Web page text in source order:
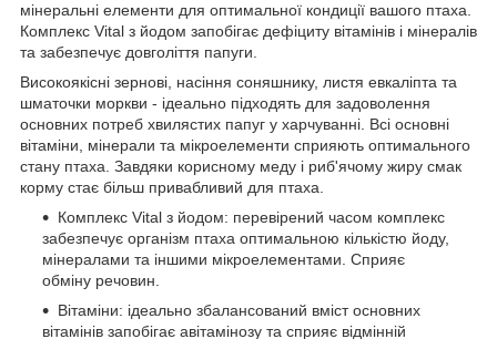
мінеральні елементи для оптимальної кондиції вашого птаха.
Комплекс Vital з йодом запобігає дефіциту вітамінів і мінералів
та забезпечує довголіття папуги.
Високоякісні зернові, насіння соняшнику, листя евкаліпта та
шматочки моркви - ідеально підходять для задоволення
основних потреб хвилястих папуг у харчуванні. Всі основні
вітаміни, мінерали та мікроелементи сприяють оптимального
стану птаха. Завдяки корисному меду і риб'ячому жиру смак
корму стає більш привабливий для птаха.
Комплекс Vital з йодом: перевірений часом комплекс
забезпечує організм птаха оптимальною кількістю йоду,
мінералами та іншими мікроелементами. Сприяє
обміну речовин.
Вітаміни: ідеально збалансований вміст основних
вітамінів запобігає авітамінозу та сприяє відмінній